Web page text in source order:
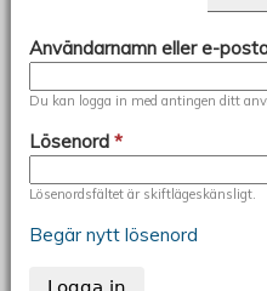
Användarnamn eller e-
Du kan logga in med antingen ditt
Lösenord *
Lösenordsfältet är skiftlägeskänsligt.
Begär nytt lösenord